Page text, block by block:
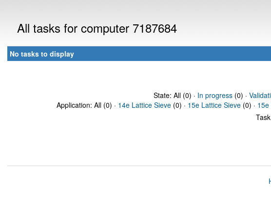
All tasks for computer 7187684
No tasks to display
State: All (0) · In progress(0) ·
Application: All (0) · 14e Lattice Sieve (0) · 15e Lattice Sieve (0) ·